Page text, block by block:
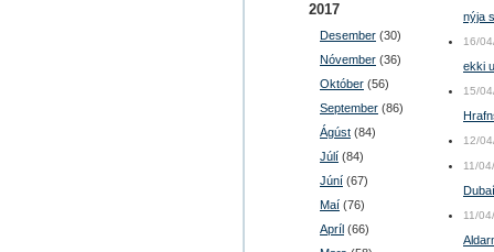
2017
Desember (30)
Nóvember (36)
Október (56)
September (86)
Ágúst (84)
Júlí (84)
Júní (67)
Maí (76)
Apríl (66)
nýja
16/
ekki
15/
12/
11/
Dubaí
11/